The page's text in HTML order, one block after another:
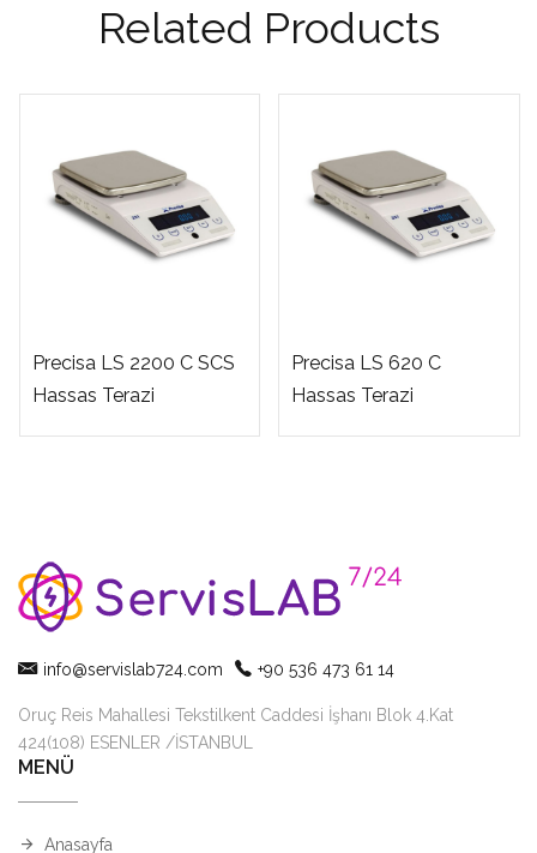
Related Products
Precisa LS 2200 C SCS
Hassas Terazi
Precisa LS 620 C
Hassas Terazi
info@servislab724.com +90 536 473 61 14
Oruç Reis Mahallesi Tekstilkent Caddesi İşhanı Blok 4.Kat
424(108) ESENLER /İSTANBUL
MENÜ
Anasayfa